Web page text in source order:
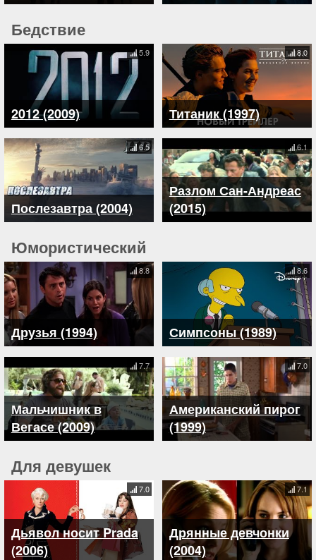
Бедствие
2012 (2009)
5.9
Титаник (1997)
8.0
Послезавтра (2004)
6.5
Разлом Сан-Андреас
(2015)
6.1
Юмористический
Друзья (1994)
8.8
Симпсоны (1989)
8.6
Мальчишник в
Вегасе (2009)
7.7
Американский пирог
(1999)
7.0
Для девушек
Дьявол носит Prada
(2006)
7.0
Дрянные девчонки
(2004)
7.1